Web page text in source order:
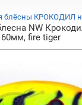
блёсны КРОКОДИЛ
NW
60мм, fire tiger